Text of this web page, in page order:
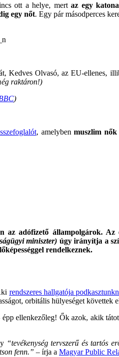
ott a helye, mert az egy
egy nőt. Egy pár másodperces
Kedves Olvasó, az EU-ellenes,
raktáron!)
)
, amelybenmuszlim
az adófizető állampolgárok. Az
miniszter) úgy irányítja a
rendelkeznek.
rendszeres hallgatója
orbitális hülyeséget követtek
épp ellenkezőleg! Ők azok, akik
“tevékenység tervszerű és tartós
fenn.” – írja a Magyar Public